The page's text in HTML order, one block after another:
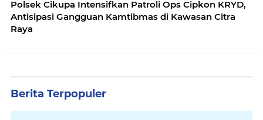
Polsek Cikupa Intensifkan Patroli Ops Cipkon KRYD,
Antisipasi Gangguan Kamtibmas di Kawasan Citra
Raya
Berita Terpopuler